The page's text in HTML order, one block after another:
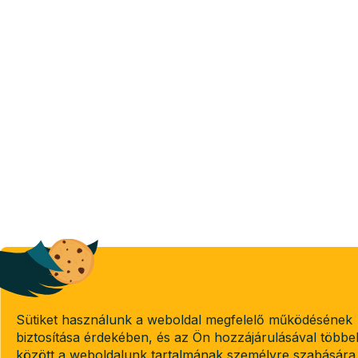
Sütiket használunk a weboldal megfelelő működésének
biztosítása érdekében, és az Ön hozzájárulásával
között a weboldalunk tartalmának személyre